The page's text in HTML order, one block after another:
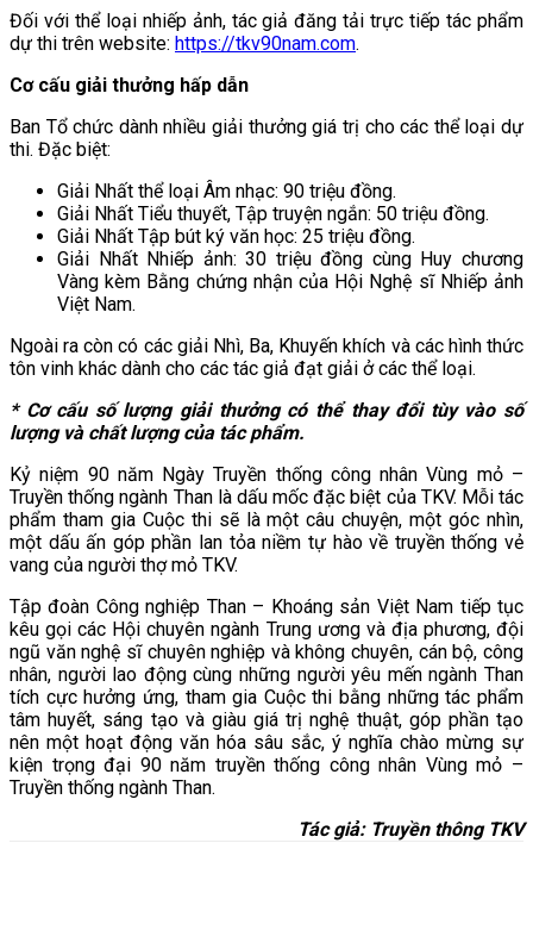
Đối với thể loại nhiếp ảnh, tác giả đăng tải trực tiếp tác phẩm
dự thi trên website: https://tkv90nam.com.
Cơ cấu giải thưởng hấp dẫn
Ban Tổ chức dành nhiều giải thưởng giá trị cho các thể loại dự
thi. Đặc biệt:
Giải Nhất thể loại Âm nhạc: 90 triệu đồng.
Giải Nhất Tiểu thuyết, Tập truyện ngắn: 50 triệu đồng.
Giải Nhất Tập bút ký văn học: 25 triệu đồng.
Giải Nhất Nhiếp ảnh: 30 triệu đồng cùng Huy chương
Vàng kèm Bằng chứng nhận của Hội Nghệ sĩ Nhiếp ảnh
Việt Nam.
Ngoài ra còn có các giải Nhì, Ba, Khuyến khích và các hình thức
tôn vinh khác dành cho các tác giả đạt giải ở các thể loại.
* Cơ cấu số lượng giải thưởng có thể thay đổi tùy vào số
lượng và chất lượng của tác phẩm.
Kỷ niệm 90 năm Ngày Truyền thống công nhân Vùng mỏ –
Truyền thống ngành Than là dấu mốc đặc biệt của TKV. Mỗi tác
phẩm tham gia Cuộc thi sẽ là một câu chuyện, một góc nhìn,
một dấu ấn góp phần lan tỏa niềm tự hào về truyền thống vẻ
vang của người thợ mỏ TKV.
Tập đoàn Công nghiệp Than – Khoáng sản Việt Nam tiếp tục
kêu gọi các Hội chuyên ngành Trung ương và địa phương, đội
ngũ văn nghệ sĩ chuyên nghiệp và không chuyên, cán bộ, công
nhân, người lao động cùng những người yêu mến ngành Than
tích cực hưởng ứng, tham gia Cuộc thi bằng những tác phẩm
tâm huyết, sáng tạo và giàu giá trị nghệ thuật, góp phần tạo
nên một hoạt động văn hóa sâu sắc, ý nghĩa chào mừng sự
kiện trọng đại 90 năm truyền thống công nhân Vùng mỏ –
Truyền thống ngành Than.
Tác giả: Truyền thông TKV